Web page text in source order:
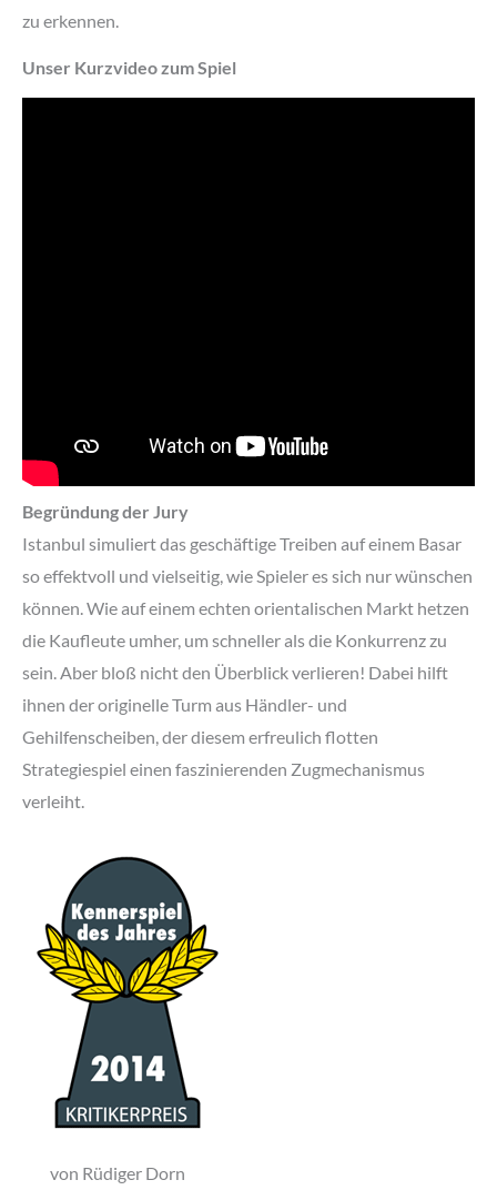
zu erkennen.
Unser Kurzvideo zum Spiel
Begründung der Jury
Istanbul simuliert das geschäftige Treiben auf einem Basar
so effektvoll und vielseitig, wie Spieler es sich nur wünschen
können. Wie auf einem echten orientalischen Markt hetzen
die Kaufleute umher, um schneller als die Konkurrenz zu
sein. Aber bloß nicht den Überblick verlieren! Dabei hilft
ihnen der originelle Turm aus Händler- und
Gehilfenscheiben, der diesem erfreulich flotten
Strategiespiel einen faszinierenden Zugmechanismus
verleiht.
von Rüdiger Dorn